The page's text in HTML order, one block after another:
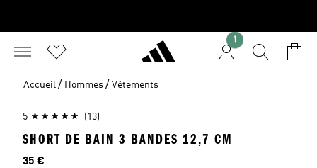
1
Accueil / Hommes / Vêtements
5 (13)
SHORT DE BAIN 3 BANDES 12,7 CM
Prix
35 €